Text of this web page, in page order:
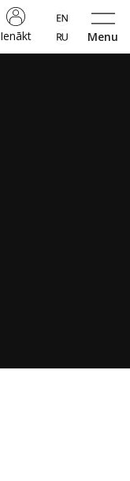
Menu
Ienākt